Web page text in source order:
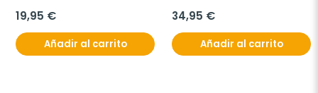
19,95 €
Añadir al carrito
34,95 €
Añadir al carrito